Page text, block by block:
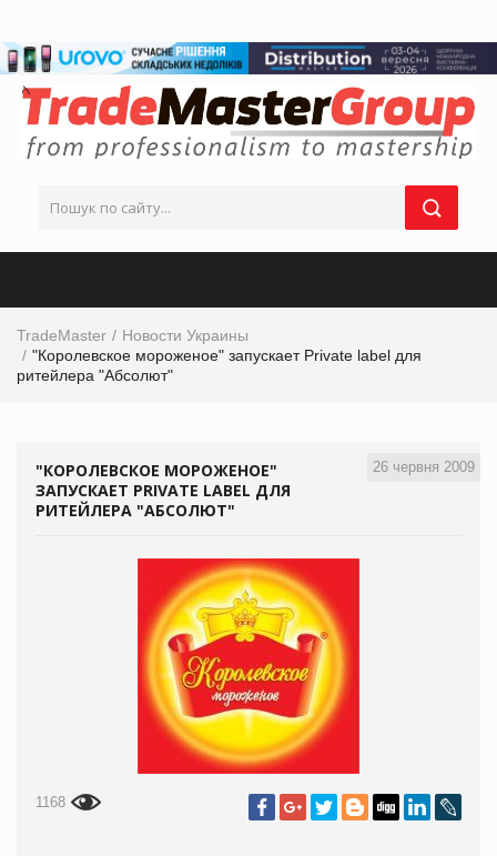
TradeMaster
Новости Украины
"Королевское мороженое" запускает Private label для
ритейлера "Абсолют"
26 червня 2009
"КОРОЛЕВСКОЕ МОРОЖЕНОЕ"
ЗАПУСКАЕТ PRIVATE LABEL ДЛЯ
РИТЕЙЛЕРА "АБСОЛЮТ"
1168